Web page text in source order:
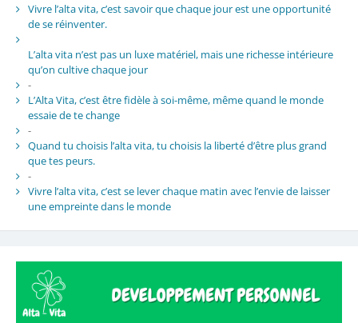
Vivre l’alta vita, c’est savoir que chaque jour est une opportunité
de se réinventer.
L’alta vita n’est pas un luxe matériel, mais une richesse intérieure
qu’on cultive chaque jour
-
L’Alta Vita, c’est être fidèle à soi-même, même quand le monde
essaie de te change
-
Quand tu choisis l’alta vita, tu choisis la liberté d’être plus grand
que tes peurs.
-
Vivre l’alta vita, c’est se lever chaque matin avec l’envie de laisser
une empreinte dans le monde